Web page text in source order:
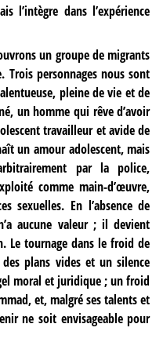
l’intègre dans l’expérience
un groupe de migrants
personnages nous sont
pleine de vie et de
un homme qui rêve d’avoir
travailleur et avide de
un amour adolescent, mais
par la police,
comme main-d’œuvre,
sexuelles. En l’absence de
aucune valeur ; il devient
Le tournage dans le froid de
plans vides et un silence
moral et juridique ; un froid
et, malgré ses talents et
ne soit envisageable pour